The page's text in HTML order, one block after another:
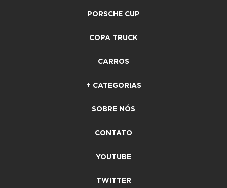
PORSCHE CUP
COPA TRUCK
CARROS
+ CATEGORIAS
SOBRE NÓS
CONTATO
YOUTUBE
TWITTER